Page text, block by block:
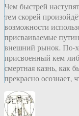
Чем быстрей
тем скорей
возможности
присваиваемые
внешний рынок. По-
присвоенный кем-
смертная казнь, как
прекрасно осознает,